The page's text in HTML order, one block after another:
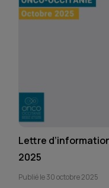
Lettre
2025
Publié le 30 octobre 2025